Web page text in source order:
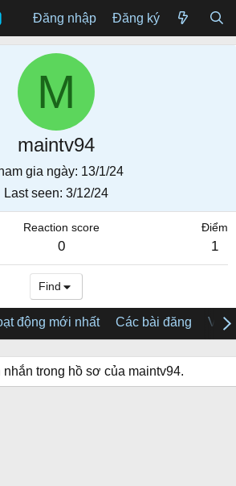
Đăng nhập Đăng ký
M
maintv94
gia ngày 13/1/24
Last seen 3/12/24
Reaction score
0
Điểm
1
Find
động mới nhất Các bài đăng Về
trong hồ sơ của maintv94.